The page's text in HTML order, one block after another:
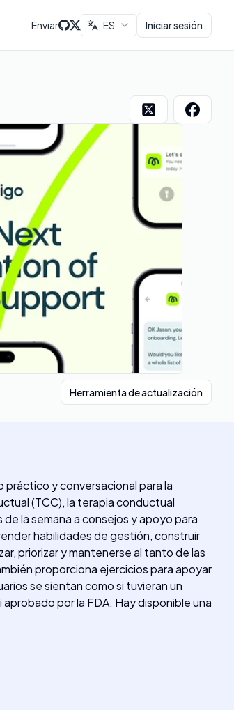
Enviar ES Iniciar sesión
Herramienta de actualización
y conversacional para la
(TCC), la terapia conductual
la semana a consejos y apoyo para
habilidades de gestión, construir
priorizar y mantenerse al tanto de las
proporciona ejercicios para apoyar
se sientan como si tuvieran un
por la FDA. Hay disponible una